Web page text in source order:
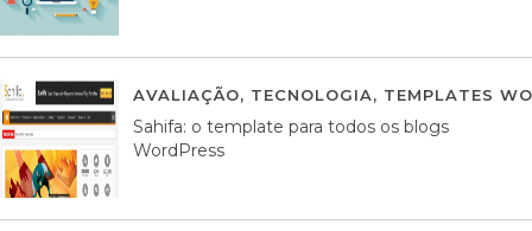
AVALIAÇÃO, TECNOLOGIA, TEMPLATES
Sahifa: o template para todos os blogs
WordPress